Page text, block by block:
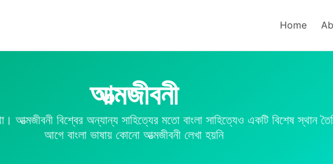
Home
আত্মজীবনী
আত্মজীবনী বিশ্বের অন্যান্য সাহিত্যের মতো বাংলা সাহিত্যেও একটি বিশেষ স্থান
আগে বাংলা ভাষায় কোনো আত্মজীবনী লেখা হয়নি